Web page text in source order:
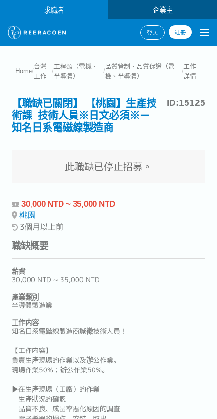
求職者 企業主
登入 註冊
Home/
台灣
工作
/
工程類（電機、
半導體）
/
品質管制、品質保證（電
機、半導體）
/
工作
詳情
【職缺已關閉】 【桃園】生產技
術課_技術人員※日文必須※－
知名日系電磁線製造商
ID:15125
此職缺已停止招募。
30,000 NTD ~ 35,000 NTD
桃園
3個月以上前
職缺概要
薪資
30,000 NTD ~ 35,000 NTD
產業類別
半導體製造業
工作内容
知名日系電磁線製造商誠徵技術人員！
【工作内容】
負責生產現場的作業以及辦公作業。
現場作業50%；辦公作業50%。
▶在生產現場（工廠）的作業
・生產狀況的確認
・品質不良、成品率悪化原因的調査